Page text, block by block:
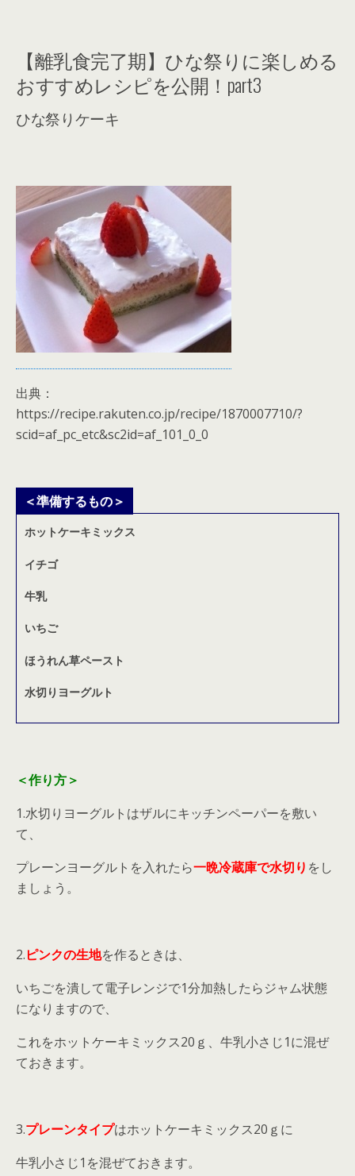
【離乳食完了期】ひな祭りに楽しめる
おすすめレシピを公開！part3
ひな祭りケーキ
出典：
https://recipe.rakuten.co.jp/recipe/1870007710/?
scid=af_pc_etc&sc2id=af_101_0_0
＜準備するもの＞
ホットケーキミックス
イチゴ
牛乳
いちご
ほうれん草ペースト
水切りヨーグルト
＜作り方＞
1.水切りヨーグルトはザルにキッチンペーパーを敷い
て、
プレーンヨーグルトを入れたら一晩冷蔵庫で水切り をし
ましょう。
2.ピンクの生地を作るときは、
いちごを潰して電子レンジで1分加熱したらジャム状態
になりますので、
これをホットケーキミックス20ｇ、牛乳小さじ1に混ぜ
ておきます。
3.プレーンタイプはホットケーキミックス20ｇに
牛乳小さじ1を混ぜておきます。